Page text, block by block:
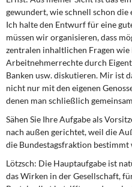
gewundert, wie schnell schon
Ich halte den Entwurf für eine
müssen wir organisieren, dass
zentralen inhaltlichen Fragen
Arbeitnehmerrechte durch
Banken usw. diskutieren. Mir ist
nicht nur mit den eigenen
denen man schließlich
Sähen Sie Ihre Aufgabe als
nach außen gerichtet, weil die
die Bundestagsfraktion bestimmt
Lötzsch: Die Hauptaufgabe ist
das Wirken in der Gesellschaft,